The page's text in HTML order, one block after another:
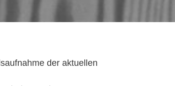
der aktuellen